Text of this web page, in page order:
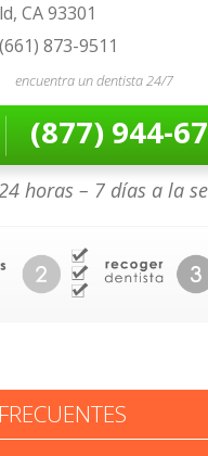
CA 93301
873-9511
encuentra un dentista 24/7
(877) 944-
horas – 7 días a la